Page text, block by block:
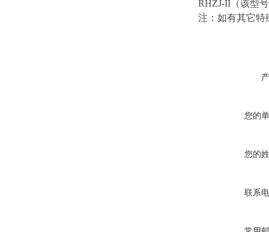
RHZJ-II（该型
注：如有其它特
您的
您的
联系